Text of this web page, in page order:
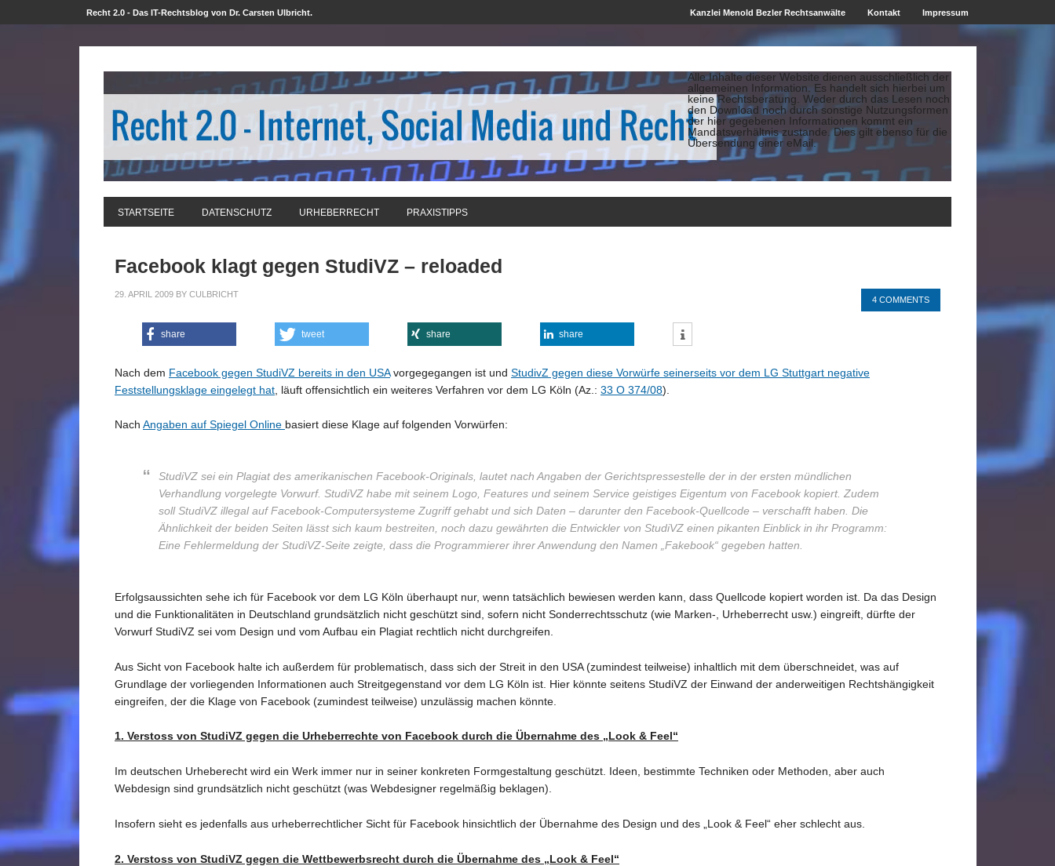
Recht 2.0 - Das IT-Rechtsblog von Dr. Carsten Ulbricht. Kanzlei Menold Bezler Rechtsanwälte Kontakt Impressum
Alle Inhalte dieser Website dienen ausschließlich der
allgemeinen Information. Es handelt sich hierbei um
keine Rechtsberatung. Weder durch das Lesen noch
den Download noch durch sonstige Nutzungsformen
der hier gegebenen Informationen kommt ein
Mandatsverhältnis zustande. Dies gilt ebenso für die
Übersendung einer eMail.
STARTSEITE DATENSCHUTZ URHEBERRECHT PRAXISTIPPS
Facebook klagt gegen StudiVZ – reloaded
29. APRIL 2009 BY CULBRICHT
4 COMMENTS
share tweet share share
Nach dem Facebook gegen StudiVZ bereits in den USAvorgegegangen ist und StudivZ gegen diese Vorwürfe seinerseits vor dem LG Stuttgart negative
Feststellungsklage eingelegt hat , läuft offensichtlich ein weiteres Verfahren vor dem LG Köln (Az.: 33 O 374/08).
Nach Angaben auf Spiegel Online basiert diese Klage auf folgenden Vorwürfen:
StudiVZ sei ein Plagiat des amerikanischen Facebook-Originals, lautet nach Angaben der Gerichtspressestelle der in der ersten mündlichen
Verhandlung vorgelegte Vorwurf. StudiVZ habe mit seinem Logo, Features und seinem Service geistiges Eigentum von Facebook kopiert. Zudem
soll StudiVZ illegal auf Facebook-Computersysteme Zugriff gehabt und sich Daten – darunter den Facebook-Quellcode – verschafft haben. Die
Ähnlichkeit der beiden Seiten lässt sich kaum bestreiten, noch dazu gewährten die Entwickler von StudiVZ einen pikanten Einblick in ihr Programm:
Eine Fehlermeldung der StudiVZ-Seite zeigte, dass die Programmierer ihrer Anwendung den Namen „Fakebook“ gegeben hatten.
Erfolgsaussichten sehe ich für Facebook vor dem LG Köln überhaupt nur, wenn tatsächlich bewiesen werden kann, dass Quellcode kopiert worden ist. Da das Design
und die Funktionalitäten in Deutschland grundsätzlich nicht geschützt sind, sofern nicht Sonderrechtsschutz (wie Marken-, Urheberrecht usw.) eingreift, dürfte der
Vorwurf StudiVZ sei vom Design und vom Aufbau ein Plagiat rechtlich nicht durchgreifen.
Aus Sicht von Facebook halte ich außerdem für problematisch, dass sich der Streit in den USA (zumindest teilweise) inhaltlich mit dem überschneidet, was auf
Grundlage der vorliegenden Informationen auch Streitgegenstand vor dem LG Köln ist. Hier könnte seitens StudiVZ der Einwand der anderweitigen Rechtshängigkeit
eingreifen, der die Klage von Facebook (zumindest teilweise) unzulässig machen könnte.
1. Verstoss von StudiVZ gegen die Urheberrechte von Facebook durch die Übernahme des „Look & Feel“
Im deutschen Urheberecht wird ein Werk immer nur in seiner konkreten Formgestaltung geschützt. Ideen, bestimmte Techniken oder Methoden, aber auch
Webdesign sind grundsätzlich nicht geschützt (was Webdesigner regelmäßig beklagen).
Insofern sieht es jedenfalls aus urheberrechtlicher Sicht für Facebook hinsichtlich der Übernahme des Design und des „Look & Feel“ eher schlecht aus.
2. Verstoss von StudiVZ gegen die Wettbewerbsrecht durch die Übernahme des „Look & Feel“